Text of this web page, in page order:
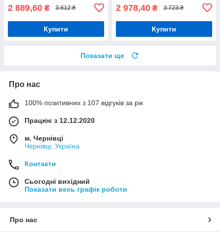
2 889,60 ₴ 3 612 ₴
Купити
2 978,40 ₴ 3 723 ₴
Купити
Показати ще
Про нас
100% позитивних з 107 відгуків за рік
Працює з 12.12.2020
м. Чернівці
Чернівці, Україна
Контакти
Сьогодні вихідний
Показати весь графік роботи
Про нас